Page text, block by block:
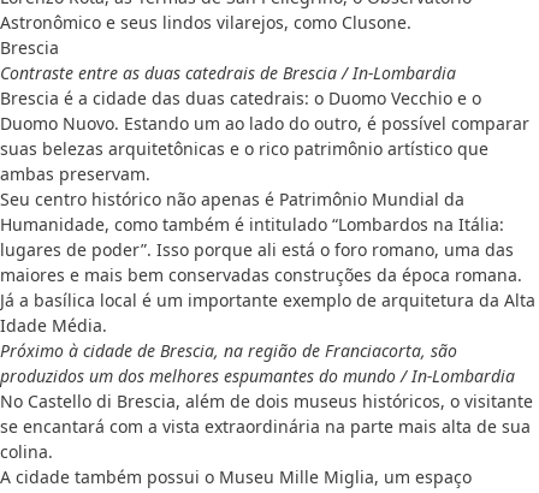
Astronômico e seus lindos vilarejos, como Clusone.
Brescia
Contraste entre as duas catedrais de Brescia / In-Lombardia
Brescia é a cidade das duas catedrais: o Duomo Vecchio e o
Duomo Nuovo. Estando um ao lado do outro, é possível comparar
suas belezas arquitetônicas e o rico patrimônio artístico que
ambas preservam.
Seu centro histórico não apenas é Patrimônio Mundial da
Humanidade, como também é intitulado “Lombardos na Itália:
lugares de poder”. Isso porque ali está o foro romano, uma das
maiores e mais bem conservadas construções da época romana.
Já a basílica local é um importante exemplo de arquitetura da Alta
Idade Média.
Próximo à cidade de Brescia, na região de Franciacorta, são
produzidos um dos melhores espumantes do mundo / In-Lombardia
No Castello di Brescia, além de dois museus históricos, o visitante
se encantará com a vista extraordinária na parte mais alta de sua
colina.
A cidade também possui o Museu Mille Miglia, um espaço